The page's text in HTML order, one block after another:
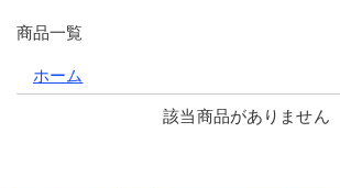
商品一覧
ホーム
該当商品がありません